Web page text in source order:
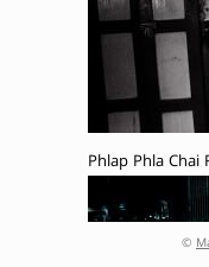
Phlap Phla Chai
©